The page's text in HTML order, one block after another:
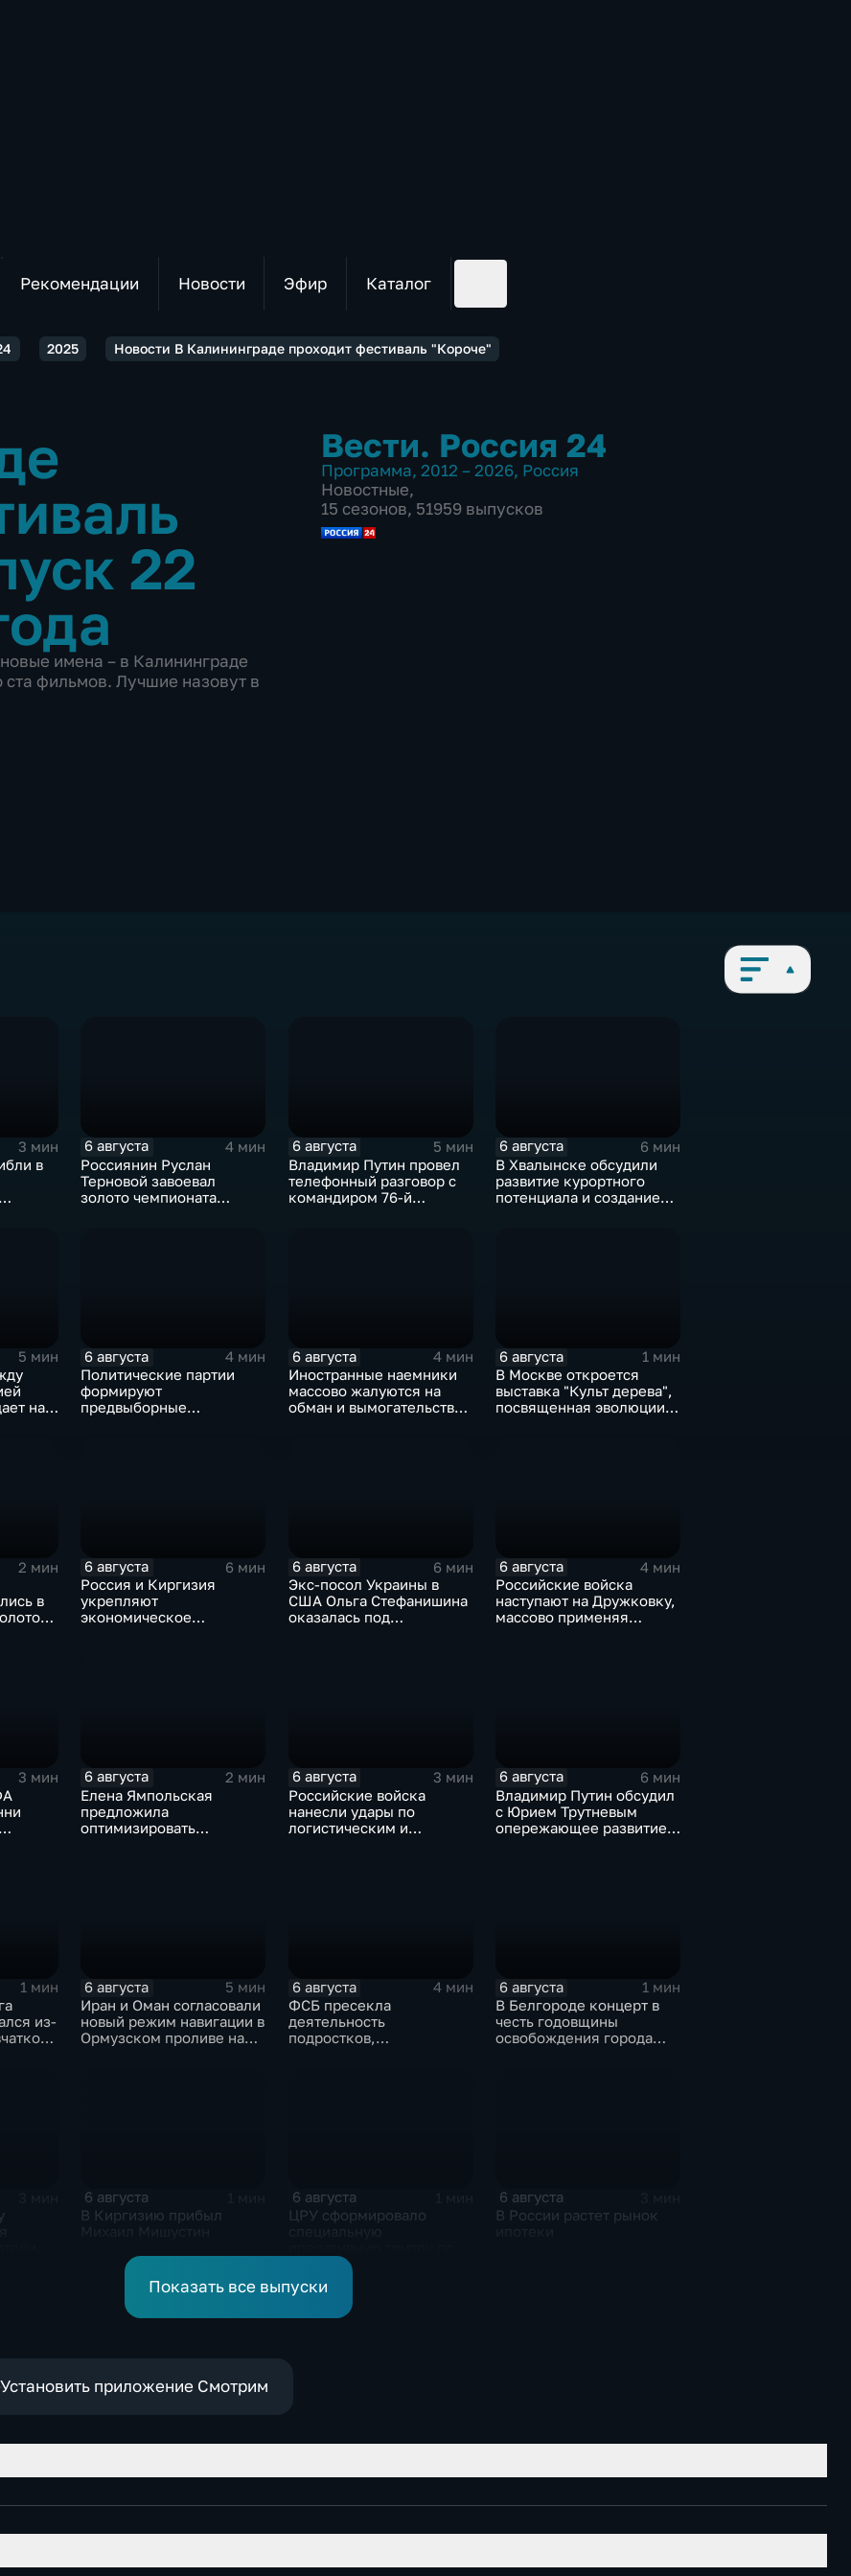
Рекомендации Новости Эфир Каталог
2025 Новости В Калининграде проходит фестиваль "Короче"
22
имена – в Калининграде
фильмов. Лучшие назовут в
Вести. Россия 24
Программа, 2012 – 2026, Россия
Новостные,
15 сезонов, 51959 выпусков
3 мин
в
6 августа
4 мин
Россиянин Руслан
Терновой завоевал
золото чемпионата
6 августа
5 мин
Владимир Путин провел
телефонный разговор с
командиром 76-й
6 августа
6 мин
В Хвалынске обсудили
развитие курортного
потенциала и создание
5 мин
на
6 августа
4 мин
Политические партии
формируют
предвыборные
6 августа
4 мин
Иностранные наемники
массово жалуются на
обман и вымогательство
6 августа
1 мин
В Москве откроется
выставка "Культ дерева",
посвященная эволюции
2 мин
в
6 августа
6 мин
Россия и Киргизия
укрепляют
экономическое
6 августа
6 мин
Экс-посол Украины в
США Ольга Стефанишина
оказалась под
6 августа
4 мин
Российские войска
наступают на Дружковку,
массово применяя
3 мин
6 августа
2 мин
Елена Ямпольская
предложила
оптимизировать
6 августа
3 мин
Российские войска
нанесли удары по
логистическим и
6 августа
6 мин
Владимир Путин обсудил
с Юрием Трутневым
опережающее развитие
1 мин
из-
6 августа
5 мин
Иран и Оман согласовали
новый режим навигации в
Ормузском проливе на
6 августа
4 мин
ФСБ пресекла
деятельность
подростков,
6 августа
1 мин
В Белгороде концерт в
честь годовщины
освобождения города
6 августа
В Киргизию прибыл
6 августа
ЦРУ сформировало
смене власти на Кубе.
6 августа
В России растет рынок
Показать все выпуски
Установить приложение Смотрим